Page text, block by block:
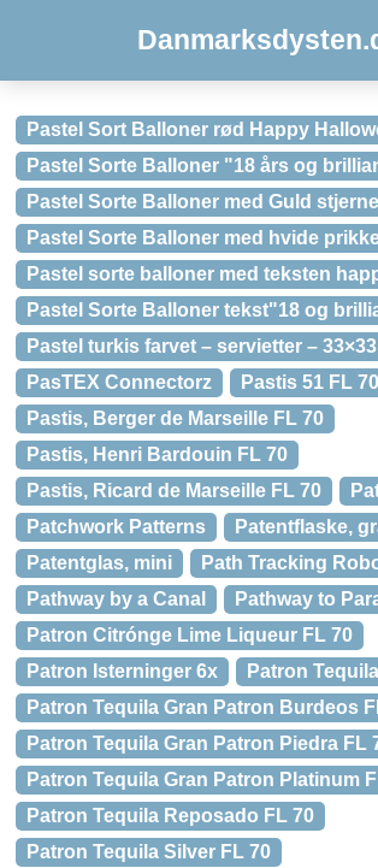
Pastel Sort Balloner rød Happy
Pastel Sorte Balloner "18 års og
Pastel Sorte Balloner med Guld
Pastel Sorte Balloner med hvide
Pastel sorte balloner med teksten
Pastel Sorte Balloner tekst"18 og
Pastel turkis farvet – servietter –
PasTEX Connectorz
Pastis 51 FL 70
Pastis, Berger de Marseille FL 70
Pastis, Henri Bardouin FL 70
Pastis, Ricard de Marseille FL 70
Patchwork Patterns
Patentflaske,
Patentglas, mini
Path Tracking
Pathway by a Canal
Pathway to
Patron Citrónge Lime Liqueur FL 70
Patron Isterninger 6x
Patron
Patron Tequila Gran Patron Burdeos
Patron Tequila Gran Patron Piedra FL
Patron Tequila Gran Patron Platinum
Patron Tequila Reposado FL 70
Patron Tequila Silver FL 70